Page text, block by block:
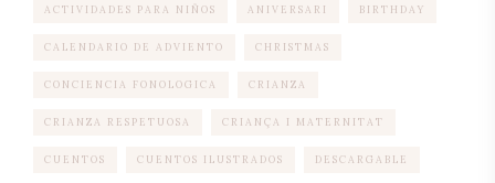
ACTIVIDADES PARA NIÑOS ANIVERSARI BIRTHDAY
CALENDARIO DE ADVIENTO CHRISTMAS
CONCIENCIA FONOLOGICA CRIANZA
CRIANZA RESPETUOSA CRIANÇA I MATERNITAT
CUENTOS CUENTOS ILUSTRADOS DESCARGABLE